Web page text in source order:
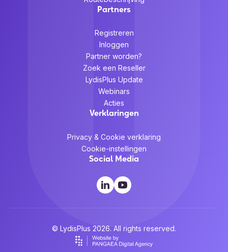
Partners
Registreren
Inloggen
Partner worden?
Zoek een Reseller
LydisPlus Update
Webinars
Acties
Verklaringen
Privacy & Cookie verklaring
Cookie-instellingen
Social Media
© LydisPlus 2026. All rights reserved.